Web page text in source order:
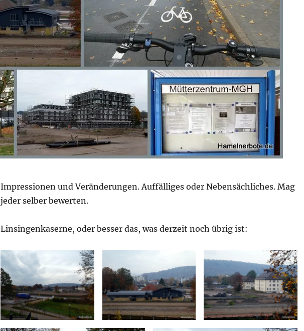
Impressionen und Veränderungen. Auffälliges oder Nebensächliches. Mag
jeder selber bewerten.
Linsingenkaserne, oder besser das, was derzeit noch übrig ist: